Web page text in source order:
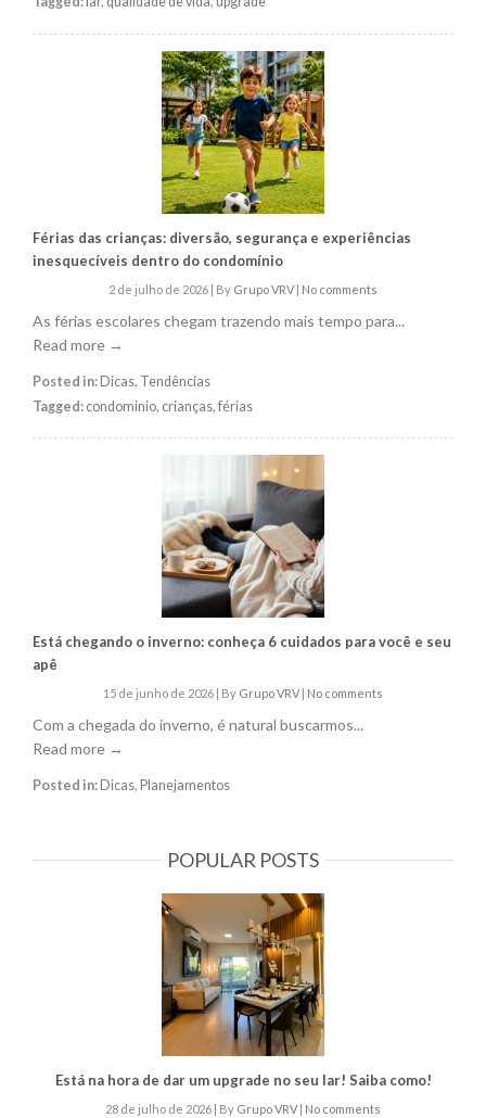
Férias das crianças: diversão, segurança e experiências
inesquecíveis dentro do condomínio
2 de julho de 2026 | By Grupo VRV| No comments
As férias escolares chegam trazendo mais tempo para...
Read more →
Posted in: Dicas, Tendências
Tagged: condominio, crianças, férias
Está chegando o inverno: conheça 6 cuidados para você e seu
apê
15 de junho de 2026 By Grupo VRV No comments
Com a chegada do inverno, é natural buscarmos...
Read more →
Posted in: Dicas, Planejamentos
POPULAR POSTS
Está na hora de dar um upgrade no seu lar! Saiba como!
28 de julho de 2026 By Grupo VRV No comments